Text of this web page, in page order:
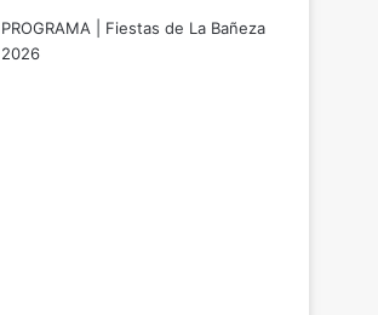
PROGRAMA | Fiestas de La Bañeza
2026